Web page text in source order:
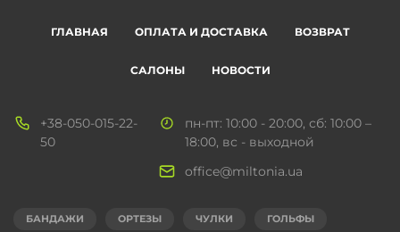
пн-пт: 10:00 - 20:00, сб: 10:00 –
18:00, вс - выходной
+38-050-015-22-
50
office@miltonia.ua
БАНДАЖИ ОРТЕЗЫ ЧУЛКИ ГОЛЬФЫ
ГЛАВНАЯ ОПЛАТА И ДОСТАВКА ВОЗВРАТ
САЛОНЫ НОВОСТИ